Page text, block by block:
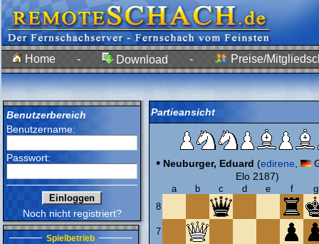
Home - Download - Preise/
Benutzerbereich
Benutzername:
Passwort:
Noch nicht registriert?
Spielbetrieb
Partieansicht
• Neuburger, Eduard (edirene
Elo 2187)
a b c d e f
g
8
7